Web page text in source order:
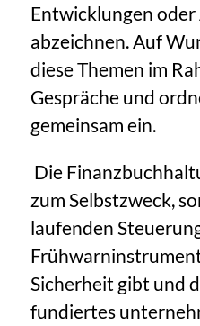
Entwicklungen
abzeichnen. Auf
diese Themen im
Gespräche und
gemeinsam ein.
Die
zum Selbstzweck,
laufenden
Sicherheit gibt und
fundiertes